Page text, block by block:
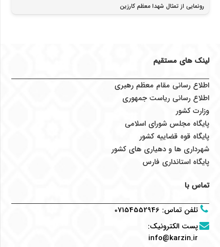
رونمایی از تمثال شهدا معظم کارزین
لینک های مستقیم
اطلاع رسانی مقام معظم رهبری
اطلاع رسانی ریاست جمهوری
وزارت کشور
پایگاه مجلس شورای اسلامی
پایگاه قوه قضاییه کشور
شهرداری ها و دهیاری های کشور
پایگاه استانداری فارس
تماس با
تلفن تماس:
07154552946
پست الکترونیک:
info@karzin.ir